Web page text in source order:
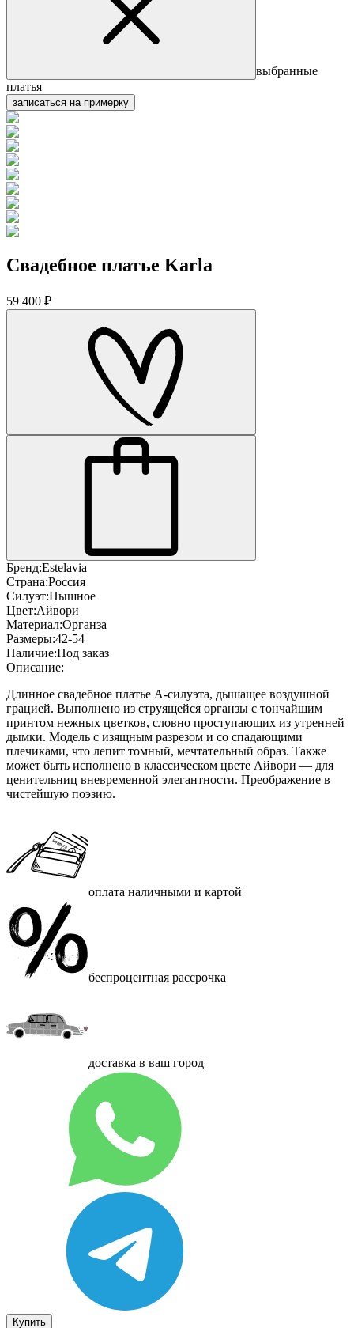
выбранные
платья
записаться на примерку
Свадебное платье Karla
59 400 ₽
Бренд:Estelavia
Страна:Россия
Силуэт:Пышное
Цвет:Айвори
Материал:Органза
Размеры:42-54
Наличие:Под заказ
Описание:
Длинное свадебное платье А-силуэта, дышащее воздушной
грацией. Выполнено из струящейся органзы с тончайшим
принтом нежных цветков, словно проступающих из утренней
дымки. Модель с изящным разрезом и со спадающими
плечиками, что лепит томный, мечтательный образ. Также
может быть исполнено в классическом цвете Айвори — для
ценительниц вневременной элегантности. Преображение в
чистейшую поэзию.
оплата наличными и картой
беспроцентная рассрочка
доставка в ваш город
Купить